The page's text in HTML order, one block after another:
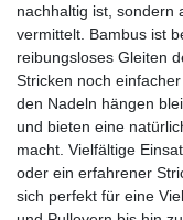
nachhaltig ist, sondern
vermittelt. Bambus ist
reibungsloses Gleiten
Stricken noch
den Nadeln hängen
und bieten eine
macht. Vielfältige
oder ein erfahrener
sich perfekt für eine